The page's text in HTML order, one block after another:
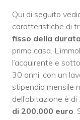
Qui di seguito
caratteristiche di
fisso della
prima casa.
l’acquirente e
30 anni, con un
stipendio mensile
dell’abitazione è
di 200.000 euro